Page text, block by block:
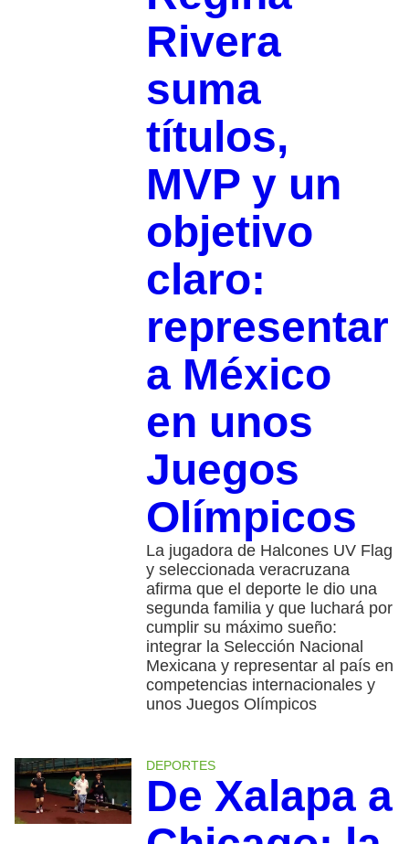
Rivera
suma
títulos,
MVP y un
objetivo
claro:
representar
a México
en unos
Juegos
Olímpicos
La jugadora de Halcones UV Flag
y seleccionada veracruzana
afirma que el deporte le dio una
segunda familia y que luchará por
cumplir su máximo sueño:
integrar la Selección Nacional
Mexicana y representar al país en
competencias internacionales y
unos Juegos Olímpicos
DEPORTES
De Xalapa a